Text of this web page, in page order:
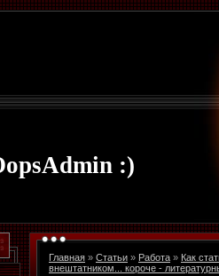
:)
Главная » Статьи » Работа » Как
внештатником... короче -